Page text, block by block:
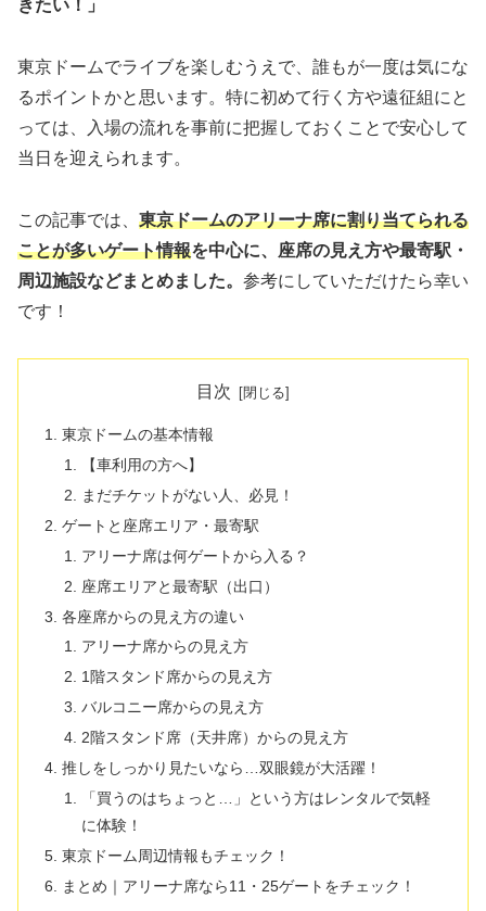
きたい！」
東京ドームでライブを楽しむうえで、誰もが一度は気にな
るポイントかと思います。特に初めて行く方や遠征組にと
っては、入場の流れを事前に把握しておくことで安心して
当日を迎えられます。
この記事では、 東京ドームのアリーナ席に割り当てられる
ことが多いゲート情報を中心に、座席の見え方や最寄駅・
周辺施設などまとめました。 参考にしていただけたら幸い
です！
目次
東京ドームの基本情報
【車利用の方へ】
まだチケットがない人、必見！
ゲートと座席エリア・最寄駅
アリーナ席は何ゲートから入る？
座席エリアと最寄駅（出口）
各座席からの見え方の違い
アリーナ席からの見え方
1階スタンド席からの見え方
バルコニー席からの見え方
2階スタンド席（天井席）からの見え方
推しをしっかり見たいなら…双眼鏡が大活躍！
「買うのはちょっと…」という方はレンタルで気軽
に体験！
東京ドーム周辺情報もチェック！
まとめ｜アリーナ席なら11・25ゲートをチェック！